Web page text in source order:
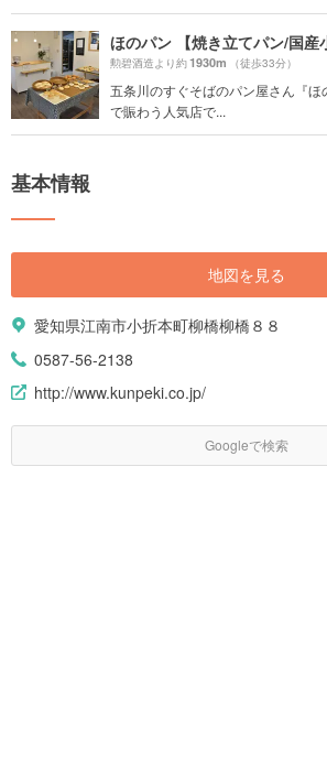
勲碧酒造より約1930m （徒歩33分）
五条川のすぐそばのパン屋さん『
で賑わう人気店で...
基本情報
地図を見る
愛知県江南市小折本町柳橋柳橋８８
0587-56-2138
http://www.kunpeki.co.jp/
Googleで検索